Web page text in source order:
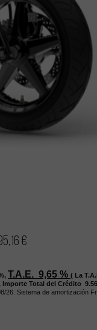
€
T.A.E. 9,65 % ( La
Importe Total del Crédito
26 Sistema de amortización